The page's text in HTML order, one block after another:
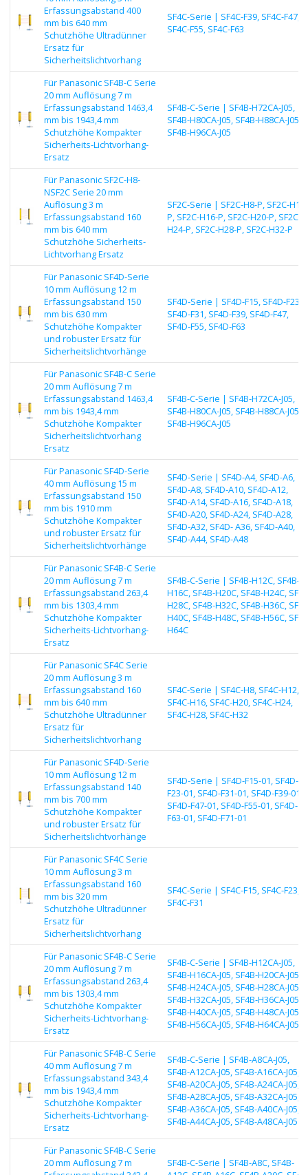
Erfassungsabstand 400
mm bis 640 mm
Schutzhöhe Ultradünner
Ersatz für
Sicherheitslichtvorhang
SF4C-Serie | SF4C-F39, SF4C-F47,
SF4C-F55, SF4C-F63
Für Panasonic SF4B-C Serie
20 mm Auflösung 7 m
Erfassungsabstand 1463,4
mm bis 1943,4 mm
Schutzhöhe Kompakter
Sicherheits-Lichtvorhang-
Ersatz
SF4B-C-Serie | SF4B-H72CA-J05,
SF4B-H80CA-J05, SF4B-H88CA-J05,
SF4B-H96CA-J05
Für Panasonic SF2C-H8-
NSF2C Serie 20 mm
Auflösung 3 m
Erfassungsabstand 160
mm bis 640 mm
Schutzhöhe Sicherheits-
Lichtvorhang Ersatz
SF2C-Serie | SF2C-H8-P, SF2C-H12-
P, SF2C-H16-P, SF2C-H20-P, SF2C-
H24-P, SF2C-H28-P, SF2C-H32-P
Für Panasonic SF4D-Serie
10 mm Auflösung 12 m
Erfassungsabstand 150
mm bis 630 mm
Schutzhöhe Kompakter
und robuster Ersatz für
Sicherheitslichtvorhänge
SF4D-Serie | SF4D-F15, SF4D-F23,
SF4D-F31, SF4D-F39, SF4D-F47,
SF4D-F55, SF4D-F63
Für Panasonic SF4B-C Serie
20 mm Auflösung 7 m
Erfassungsabstand 1463,4
mm bis 1943,4 mm
Schutzhöhe Kompakter
Sicherheitslichtvorhang
Ersatz
SF4B-C-Serie | SF4B-H72CA-J05,
SF4B-H80CA-J05, SF4B-H88CA-J05,
SF4B-H96CA-J05
Für Panasonic SF4D-Serie
40 mm Auflösung 15 m
Erfassungsabstand 150
mm bis 1910 mm
Schutzhöhe Kompakter
und robuster Ersatz für
Sicherheitslichtvorhänge
SF4D-Serie | SF4D-A4, SF4D-A6,
SF4D-A8, SF4D-A10, SF4D-A12,
SF4D-A14, SF4D-A16, SF4D-A18,
SF4D-A20, SF4D-A24, SF4D-A28,
SF4D-A32, SF4D- A36, SF4D-A40,
SF4D-A44, SF4D-A48
Für Panasonic SF4B-C Serie
20 mm Auflösung 7 m
Erfassungsabstand 263,4
mm bis 1303,4 mm
Schutzhöhe Kompakter
Sicherheits-Lichtvorhang-
Ersatz
SF4B-C-Serie | SF4B-H12C, SF4B-
H16C, SF4B-H20C, SF4B-H24C,
H28C, SF4B-H32C, SF4B-H36C,
H40C, SF4B-H48C, SF4B-H56C,
H64C
Für Panasonic SF4C Serie
20 mm Auflösung 3 m
Erfassungsabstand 160
mm bis 640 mm
Schutzhöhe Ultradünner
Ersatz für
Sicherheitslichtvorhang
SF4C-Serie | SF4C-H8, SF4C-H12,
SF4C-H16, SF4C-H20, SF4C-H24,
SF4C-H28, SF4C-H32
Für Panasonic SF4D-Serie
10 mm Auflösung 12 m
Erfassungsabstand 140
mm bis 700 mm
Schutzhöhe Kompakter
und robuster Ersatz für
Sicherheitslichtvorhänge
SF4D-Serie | SF4D-F15-01, SF4D-
F23-01, SF4D-F31-01, SF4D-F39-01,
SF4D-F47-01, SF4D-F55-01, SF4D-
F63-01, SF4D-F71-01
Für Panasonic SF4C Serie
10 mm Auflösung 3 m
Erfassungsabstand 160
mm bis 320 mm
Schutzhöhe Ultradünner
Ersatz für
Sicherheitslichtvorhang
SF4C-Serie | SF4C-F15, SF4C-F23,
SF4C-F31
Für Panasonic SF4B-C Serie
20 mm Auflösung 7 m
Erfassungsabstand 263,4
mm bis 1303,4 mm
Schutzhöhe Kompakter
Sicherheits-Lichtvorhang-
Ersatz
SF4B-C-Serie | SF4B-H12CA-J05,
SF4B-H16CA-J05, SF4B-H20CA-J05,
SF4B-H24CA-J05, SF4B-H28CA-J05,
SF4B-H32CA-J05, SF4B-H36CA-J05,
SF4B-H40CA-J05, SF4B-H48CA-J05,
SF4B-H56CA-J05, SF4B-H64CA-J05
Für Panasonic SF4B-C Serie
40 mm Auflösung 7 m
Erfassungsabstand 343,4
mm bis 1943,4 mm
Schutzhöhe Kompakter
Sicherheits-Lichtvorhang-
Ersatz
SF4B-C-Serie | SF4B-A8CA-J05,
SF4B-A12CA-J05, SF4B-A16CA-J05,
SF4B-A20CA-J05, SF4B-A24CA-J05,
SF4B-A28CA-J05, SF4B-A32CA-J05,
SF4B-A36CA-J05, SF4B-A40CA-J05,
SF4B-A44CA-J05, SF4B-A48CA-J05
Für Panasonic SF4B-C Serie
20 mm Auflösung 7 m
SF4B-C-Serie | SF4B-A8C, SF4B-